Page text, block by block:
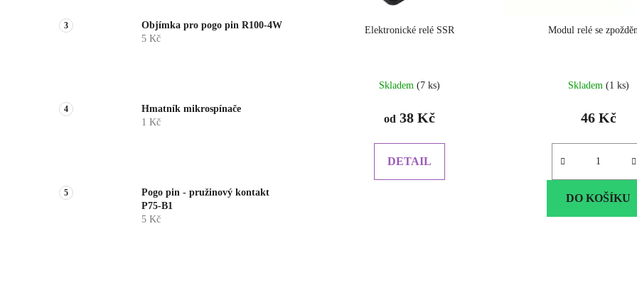
Objímka pro pogo pin R100-4W
5 Kč
Hmatník mikrospínače
1 Kč
Pogo pin - pružinový kontakt
P75-B1
5 Kč
Elektronické relé SSR
Skladem (7 ks)
od 38 Kč
DETAIL
Modul relé se
Skladem (1 ks)
46 Kč
DO KOŠÍKU